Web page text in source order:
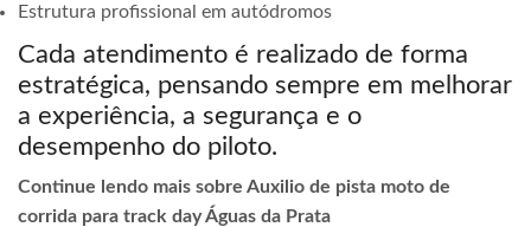
Estrutura profissional em autódromos
Cada atendimento é realizado de forma
estratégica, pensando sempre em melhorar
a experiência, a segurança e o
desempenho do piloto.
Continue lendo mais sobre Auxilio de pista moto de
corrida para track day Águas da Prata